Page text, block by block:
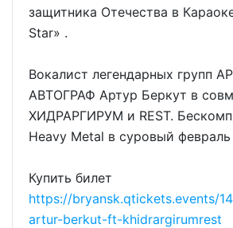
защитника Отечества в
Star» .
Вокалист легендарных групп
АВТОГРАФ Артур Беркут в
ХИДРАРГИРУМ и REST.
Heavy Metal в суровый
Купить билет
https://bryansk.qtickets.events/
artur-berkut-ft-khidrargirumrest